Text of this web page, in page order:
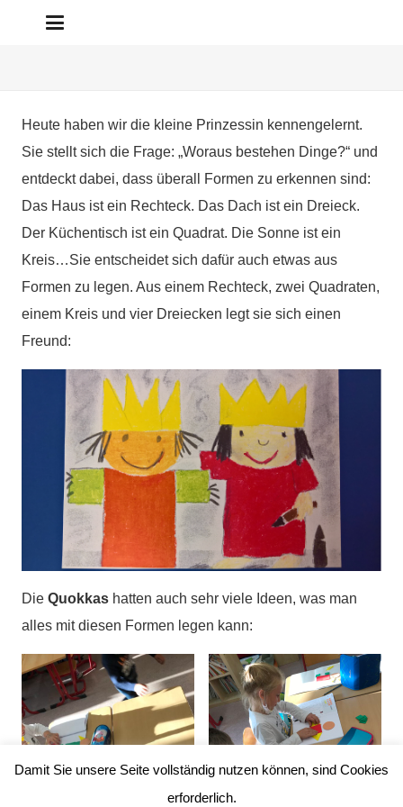
Heute haben wir die kleine Prinzessin kennengelernt.
Sie stellt sich die Frage: „Woraus bestehen Dinge?“ und
entdeckt dabei, dass überall Formen zu erkennen sind:
Das Haus ist ein Rechteck. Das Dach ist ein Dreieck.
Der Küchentisch ist ein Quadrat. Die Sonne ist ein
Kreis…Sie entscheidet sich dafür auch etwas aus
Formen zu legen. Aus einem Rechteck, zwei Quadraten,
einem Kreis und vier Dreiecken legt sie sich einen
Freund:
Die Quokkas hatten auch sehr viele Ideen, was man
alles mit diesen Formen legen kann:
Damit Sie unsere Seite vollständig nutzen können, sind Cookies
erforderlich.